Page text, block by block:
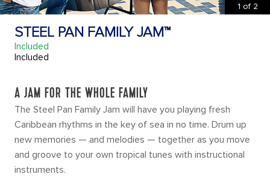
1 of 2
STEEL PAN FAMILY JAM™
Included
Included
A JAM FOR THE WHOLE FAMILY
The Steel Pan Family Jam will have you playing fresh
Caribbean rhythms in the key of sea in no time. Drum up
new memories — and melodies — together as you move
and groove to your own tropical tunes with instructional
instruments.